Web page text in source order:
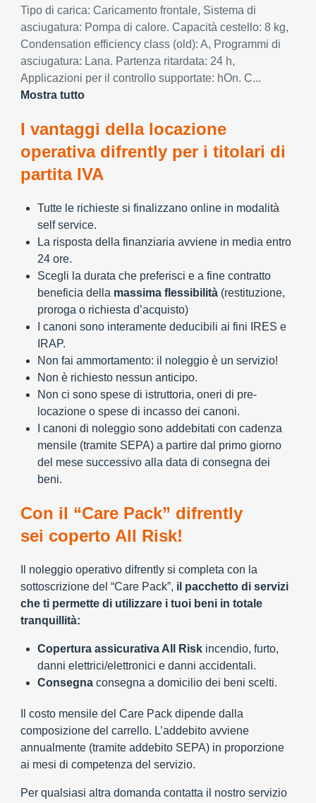
Tipo di carica: Caricamento frontale, Sistema di
asciugatura: Pompa di calore. Capacità cestello: 8 kg,
Condensation efficiency class (old): A, Programmi di
asciugatura: Lana. Partenza ritardata: 24 h,
Applicazioni per il controllo supportate: hOn. C...
Mostra tutto
I vantaggi della locazione
operativa difrently per i titolari di
partita IVA
Tutte le richieste si finalizzano online in modalità
self service.
La risposta della finanziaria avviene in media entro
24 ore.
Scegli la durata che preferisci e a fine contratto
beneficia della massima flessibilità (restituzione,
proroga o richiesta d’acquisto)
I canoni sono interamente deducibili ai fini IRES e
IRAP.
Non fai ammortamento: il noleggio è un servizio!
Non è richiesto nessun anticipo.
Non ci sono spese di istruttoria, oneri di pre-
locazione o spese di incasso dei canoni.
I canoni di noleggio sono addebitati con cadenza
mensile (tramite SEPA) a partire dal primo giorno
del mese successivo alla data di consegna dei
beni.
Con il “Care Pack” difrently
sei coperto All Risk!
Il noleggio operativo difrently si completa con la
sottoscrizione del “Care Pack”, il pacchetto di servizi
che ti permette di utilizzare i tuoi beni in totale
tranquillità:
Copertura assicurativa All Risk incendio, furto,
danni elettrici/elettronici e danni accidentali.
Consegna consegna a domicilio dei beni scelti.
Il costo mensile del Care Pack dipende dalla
composizione del carrello. L’addebito avviene
annualmente (tramite addebito SEPA) in proporzione
ai mesi di competenza del servizio.
Per qualsiasi altra domanda contatta il nostro servizio